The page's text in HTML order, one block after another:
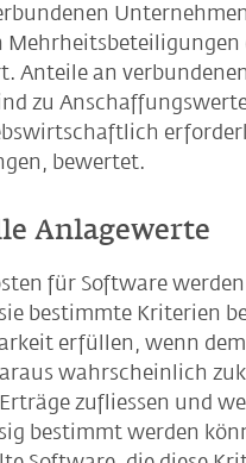
Mehrheitsbeteiligungen
Anteile an verbundenen
zu
bewertet.
Anlagewerte
für Software werden
bestimmte Kriterien
erfüllen, wenn dem
wahrscheinlich
zufliessen und
bestimmt werden